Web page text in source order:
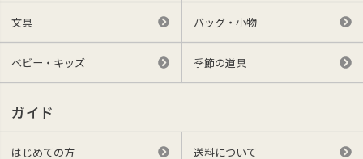
文具 バッグ・小物
ベビー・キッズ 季節の道具
ガイド
はじめての方 送料について